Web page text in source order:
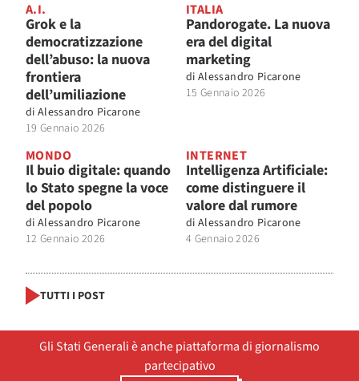
A.I.
Grok e la
democratizzazione
dell’abuso: la nuova
frontiera
dell’umiliazione
di Alessandro Picarone
19 Gennaio 2026
ITALIA
Pandorogate. La nuova
era del digital
marketing
di Alessandro Picarone
15 Gennaio 2026
MONDO
Il buio digitale: quando
lo Stato spegne la voce
del popolo
di Alessandro Picarone
12 Gennaio 2026
INTERNET
Intelligenza Artificiale:
come distinguere il
valore dal rumore
di Alessandro Picarone
4 Gennaio 2026
TUTTI I POST
Gli Stati Generali è anche piattaforma di giornalismo
partecipativo